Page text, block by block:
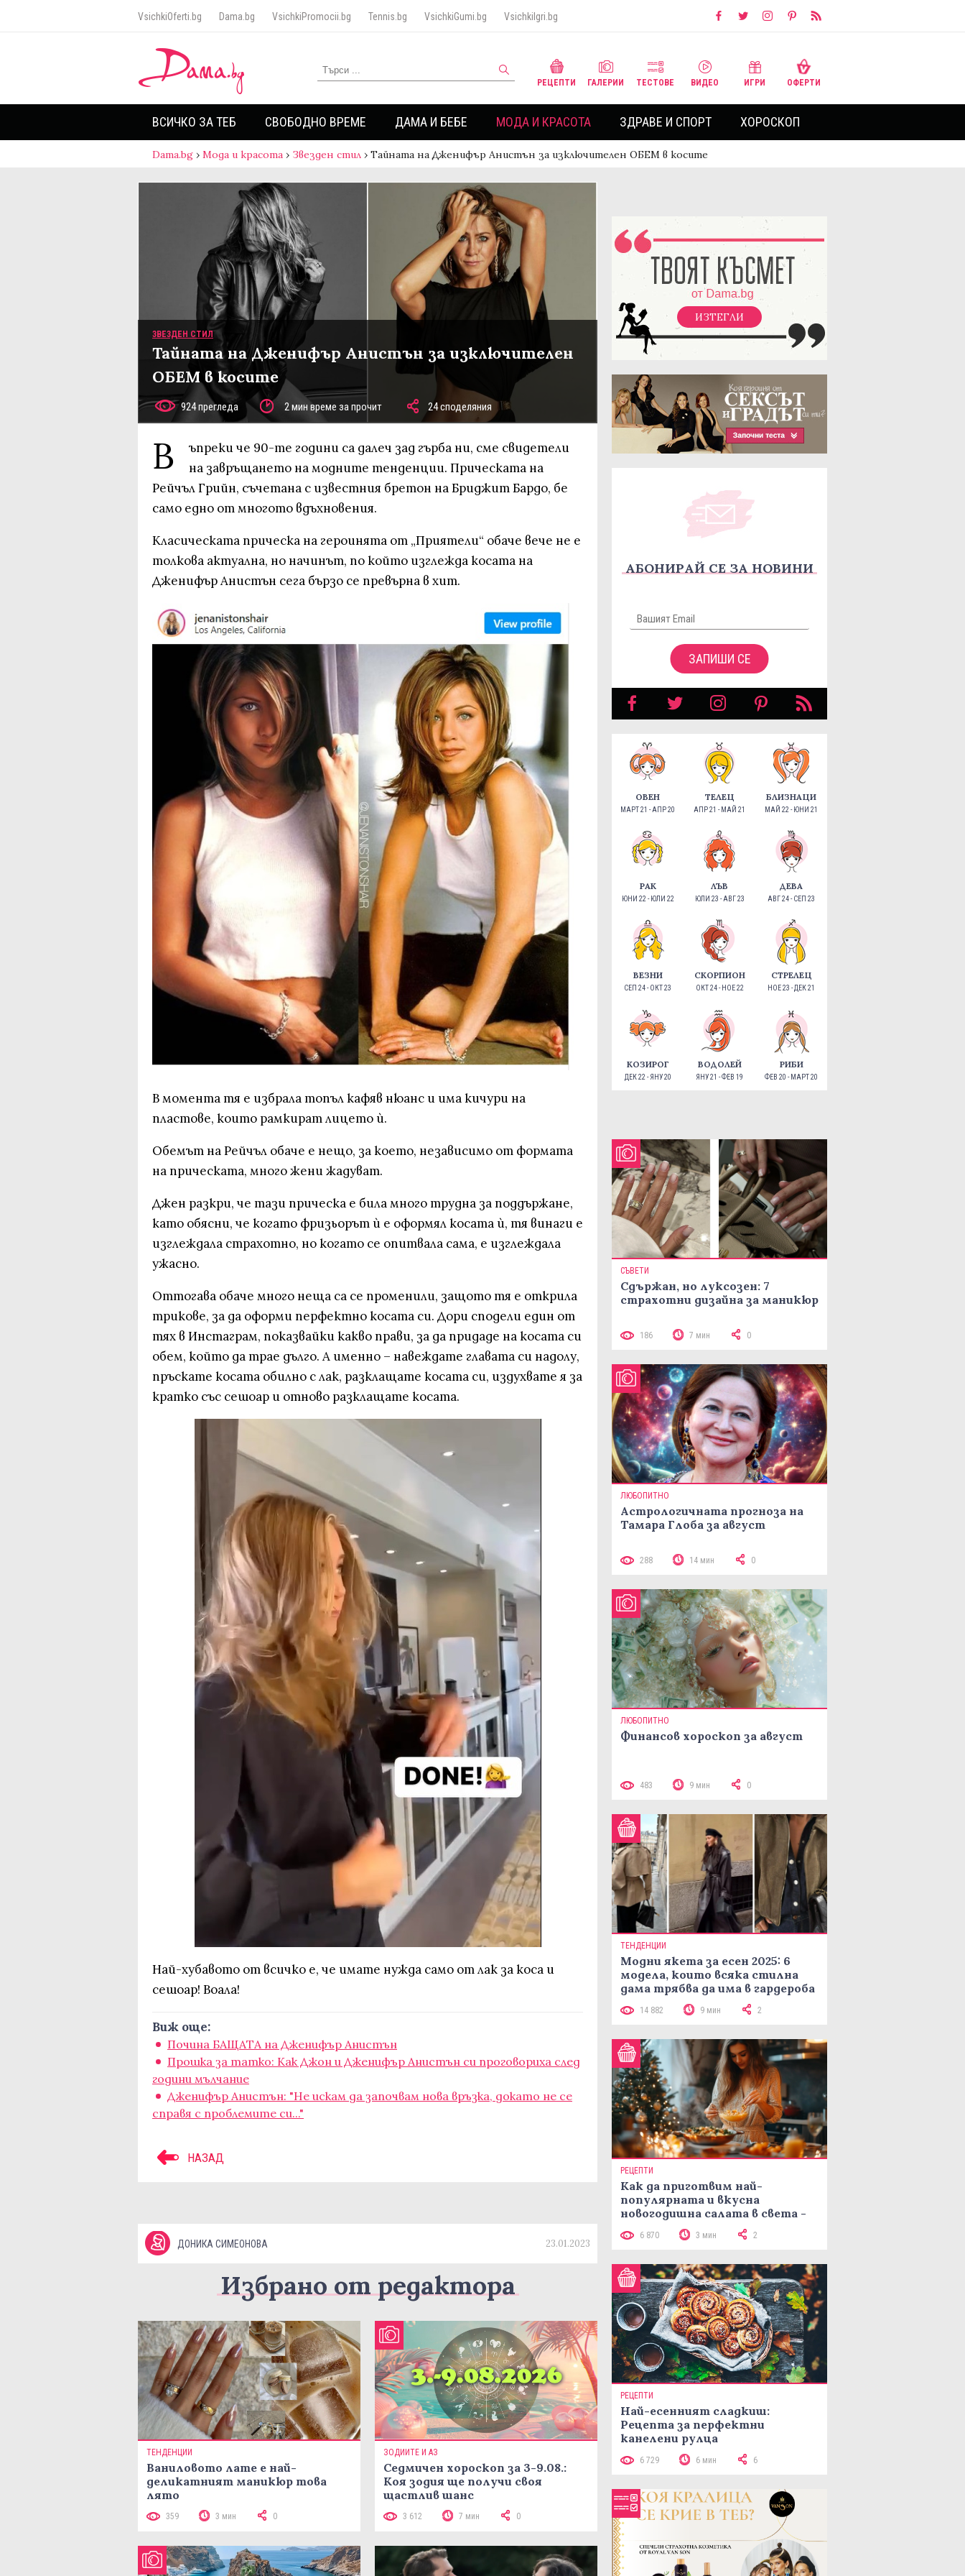
VsichkiOferti.bg Dama.bg VsichkiPromocii.bg Tennis.bg VsichkiGumi.bg VsichkiIgri.bg
РЕЦЕПТИ ГАЛЕРИИ ТЕСТОВЕ ВИДЕО ИГРИ ОФЕРТИ
ВСИЧКО ЗА ТЕБ СВОБОДНО ВРЕМЕ ДАМА И БЕБЕ МОДА И КРАСОТА ЗДРАВЕ И СПОРТ ХОРОСКОП
Dama.bg › Мода и красота › Звезден стил › Тайната на Дженифър Анистън за изключителен ОБЕМ в косите
ЗВЕЗДЕН СТИЛ
Тайната на Дженифър Анистън за изключителен
ОБЕМ в косите
924 прегледа 2 мин време за прочит 24 споделяния
В
ъпреки че 90-те години са далеч зад гърба ни, сме свидетели
на завръщането на модните тенденции. Прическата на
Рейчъл Грийн, съчетана с известния бретон на Бриджит Бардо, бе
само едно от многото вдъхновения.
Класическата прическа на героинята от „Приятели“ обаче вече не е
толкова актуална, но начинът, по който изглежда косата на
Дженифър Анистън сега бързо се превърна в хит.
В момента тя е избрала топъл кафяв нюанс и има кичури на
пластове, които рамкират лицето ѝ.
Обемът на Рейчъл обаче е нещо, за което, независимо от формата
на прическата, много жени жадуват.
Джен разкри, че тази прическа е била много трудна за поддържане,
като обясни, че когато фризьорът ѝ е оформял косата ѝ, тя винаги е
изглеждала страхотно, но когато се опитвала сама, е изглеждала
ужасно.
Оттогава обаче много неща са се променили, защото тя е открила
трикове, за да оформи перфектно косата си. Дори сподели един от
тях в Инстаграм, показвайки какво прави, за да придаде на косата си
обем, който да трае дълго. А именно – навеждате главата си надолу,
пръскате косата обилно с лак, разклащате косата си, издухвате я за
кратко със сешоар и отново разклащате косата.
Най-хубавото от всичко е, че имате нужда само от лак за коса и
сешоар! Воала!
Виж още:
Почина БАЩАТА на Дженифър Анистън
Прошка за татко: Как Джон и Дженифър Анистън си проговориха след
години мълчание
Дженифър Анистън: "Не искам да започвам нова връзка, докато не се
справя с проблемите си..."
НАЗАД
ДОНИКА СИМЕОНОВА 23.01.2023
Избрано от редактора
ТЕНДЕНЦИИ
Ваниловото лате е най-
деликатният маникюр това
лято
359 3 мин 0
ЗОДИИТЕ И АЗ
Седмичен хороскоп за 3-9.08.:
Коя зодия ще получи своя
щастлив шанс
3 612 7 мин 0
ИЗТЕГЛИ
АБОНИРАЙ СЕ ЗА НОВИНИ
ЗАПИШИ СЕ
ОВЕН
МАРТ 21 - АПР 20
ТЕЛЕЦ
АПР 21 - МАЙ 21
БЛИЗНАЦИ
МАЙ 22 - ЮНИ 21
РАК
ЮНИ 22 - ЮЛИ 22
ЛЪВ
ЮЛИ 23 - АВГ 23
ДЕВА
АВГ 24 - СЕП 23
ВЕЗНИ
СЕП 24 - ОКТ 23
СКОРПИОН
ОКТ 24 - НОЕ 22
СТРЕЛЕЦ
НОЕ 23 - ДЕК 21
КОЗИРОГ
ДЕК 22 - ЯНУ 20
ВОДОЛЕЙ
ЯНУ 21 - ФЕВ 19
РИБИ
ФЕВ 20 - МАРТ 20
СЪВЕТИ
Сдържан, но луксозен: 7
страхотни дизайна за маникюр
186 7 мин 0
ЛЮБОПИТНО
Астрологичната прогноза на
Тамара Глоба за август
288 14 мин 0
ЛЮБОПИТНО
Финансов хороскоп за август
483 9 мин 0
ТЕНДЕНЦИИ
Модни якета за есен 2025: 6
модела, които всяка стилна
дама трябва да има в гардероба
14 882 9 мин 2
РЕЦЕПТИ
Как да приготвим най-
популярната и вкусна
новогодишна салата в света -
рецепта Мимоза
6 870 3 мин 2
РЕЦЕПТИ
Най-есенният сладкиш:
Рецепта за перфектни
канелени рулца
6 729 6 мин 6